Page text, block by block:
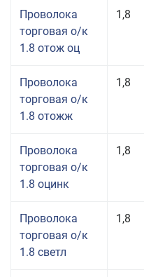
Проволока
торговая о/к
1.8 отож оц
1,8
Проволока
торговая о/к
1.8 отожж
1,8
Проволока
торговая о/к
1.8 оцинк
1,8
Проволока
торговая о/к
1.8 светл
1,8